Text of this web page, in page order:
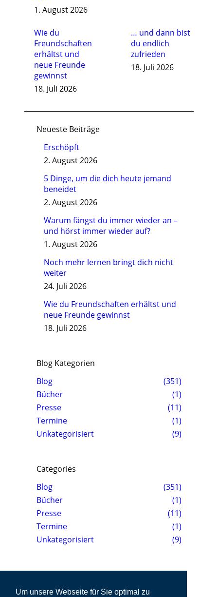
Um unsere Webseite für Sie optimal zu
1. August 2026
Wie du
Freundschaften
erhältst und
neue Freunde
gewinnst
18. Juli 2026
… und dann bist
du endlich
zufrieden
18. Juli 2026
Neueste Beiträge
Erschöpft
2. August 2026
5 Dinge, um die dich heute jemand
beneidet
2. August 2026
Warum fängst du immer wieder an –
und hörst immer wieder auf?
1. August 2026
Noch mehr lernen bringt dich nicht
weiter
24. Juli 2026
Wie du Freundschaften erhältst und
neue Freunde gewinnst
18. Juli 2026
Blog Kategorien
Blog
(351)
Bücher
(1)
Presse
(11)
Termine
(1)
Unkategorisiert
(9)
Categories
Blog
(351)
Bücher
(1)
Presse
(11)
Termine
(1)
Unkategorisiert
(9)